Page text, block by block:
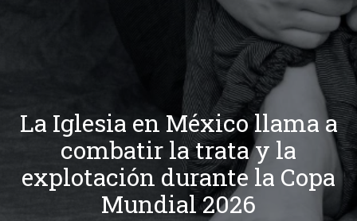
La Iglesia en México llama a
combatir la trata y la
explotación durante la Copa
Mundial 2026